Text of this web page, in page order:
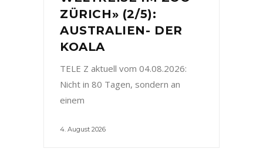
ZÜRICH» (2/5):
AUSTRALIEN- DER
KOALA
TELE Z aktuell vom 04.08.2026:
Nicht in 80 Tagen, sondern an
einem
4. August 2026